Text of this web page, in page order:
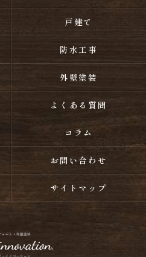
戸建て
防水工事
外壁塗装
よくある質問
コラム
お問い合わせ
サイトマップ